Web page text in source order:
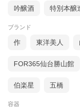
吟醸酒 特別本醸
ブランド
作 東洋美人
FOR365仙台勝山館
伯楽星 五橋
容器